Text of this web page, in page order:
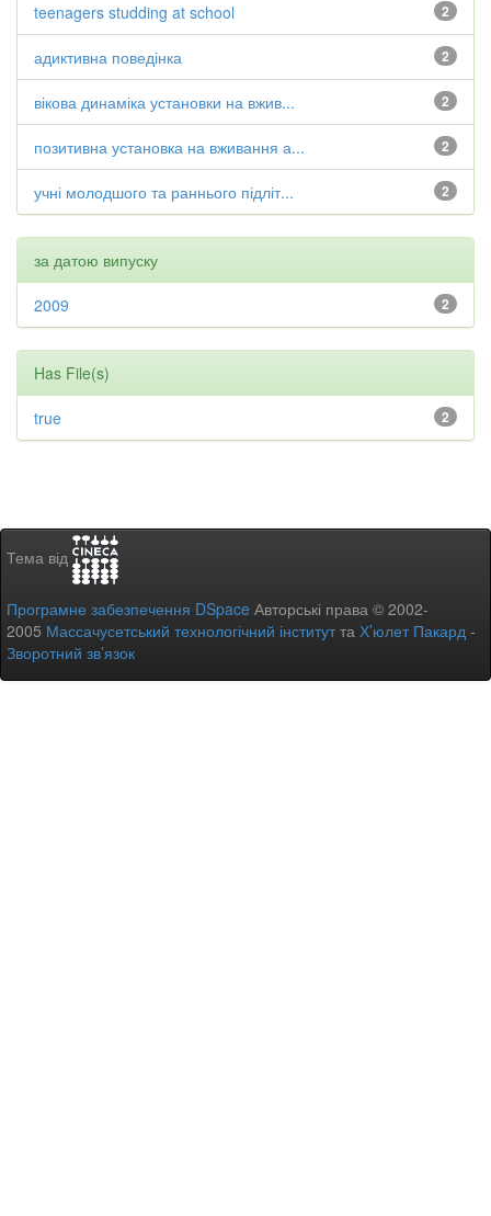
2
teenagers studding at school
2
адиктивна поведінка
2
вікова динаміка установки на вжив...
2
позитивна установка на вживання а...
2
учні молодшого та раннього підліт...
за датою випуску
2
2009
Has File(s)
2
true
Тема від
Програмне забезпечення DSpace Авторські права © 2002-
2005 Массачусетський технологічний інститутта Х’юлет Пакард -
Зворотний зв’язок